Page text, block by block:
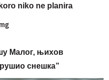
niko ne planira
Малог, њихов
снешка”